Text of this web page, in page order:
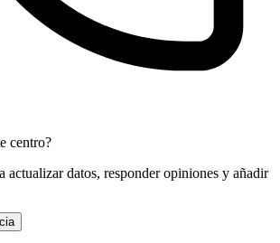
centro?
actualizar datos, responder opiniones y añadir